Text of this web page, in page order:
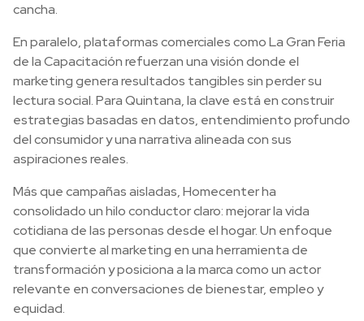
cancha.
En paralelo, plataformas comerciales como La Gran Feria
de la Capacitación refuerzan una visión donde el
marketing genera resultados tangibles sin perder su
lectura social. Para Quintana, la clave está en construir
estrategias basadas en datos, entendimiento profundo
del consumidor y una narrativa alineada con sus
aspiraciones reales.
Más que campañas aisladas, Homecenter ha
consolidado un hilo conductor claro: mejorar la vida
cotidiana de las personas desde el hogar. Un enfoque
que convierte al marketing en una herramienta de
transformación y posiciona a la marca como un actor
relevante en conversaciones de bienestar, empleo y
equidad.